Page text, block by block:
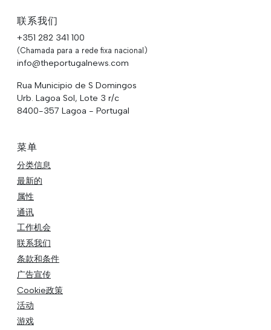
联系我们
+351 282 341 100
(Chamada para a rede fixa nacional)
info@theportugalnews.com
Rua Municipio de S Domingos
Urb. Lagoa Sol, Lote 3 r/c
8400-357 Lagoa - Portugal
菜单
分类信息
最新的
属性
通讯
工作机会
联系我们
条款和条件
广告宣传
Cookie政策
活动
游戏